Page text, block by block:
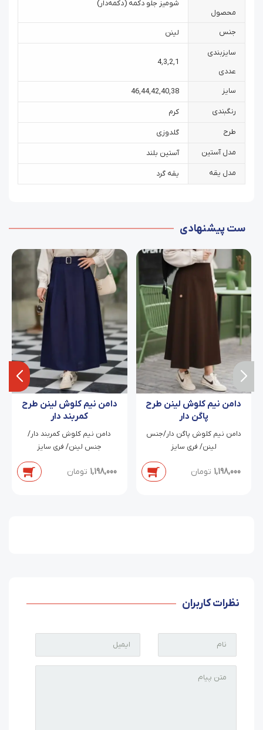
محصول
شومیز جلو دکمه (دکمه‌دار)
جنس لینن
سایزبندی
عددی
1
,
2
,
3
,
4
سایز 38
,
40
,
42
,
44
,
46
رنگبندی کرم
طرح گلدوزی
مدل آستین آستین بلند
مدل یقه یقه گرد
ست پیشنهادی
دامن نیم کلوش لینن طرح
پاگن دار
دامن نیم کلوش پاگن دار/جنس
لینن/ فری سایز
1,198,000 تومان
دامن نیم کلوش لینن طرح
کمربند دار
دامن نیم کلوش کمربند دار/
جنس لینن/ فری سایز
1,198,000 تومان
نظرات کاربران